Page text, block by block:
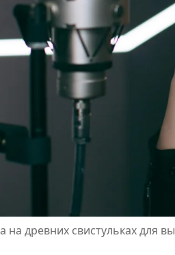
на древних свистульках для